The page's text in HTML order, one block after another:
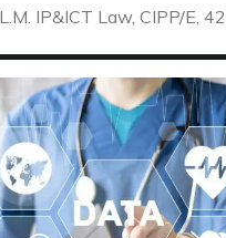
IP&ICT Law, CIPP/E,